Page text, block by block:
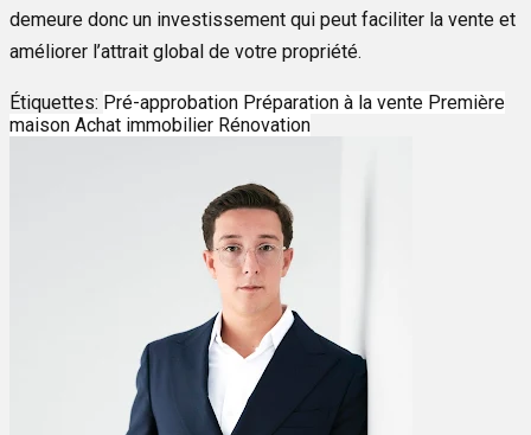
demeure donc un investissement qui peut faciliter la vente et
améliorer l’attrait global de votre propriété.
Étiquettes: Pré-approbation Préparation à la vente Première
maison Achat immobilier Rénovation